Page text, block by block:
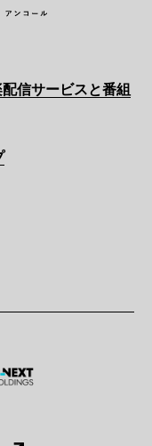
信サービスと番組